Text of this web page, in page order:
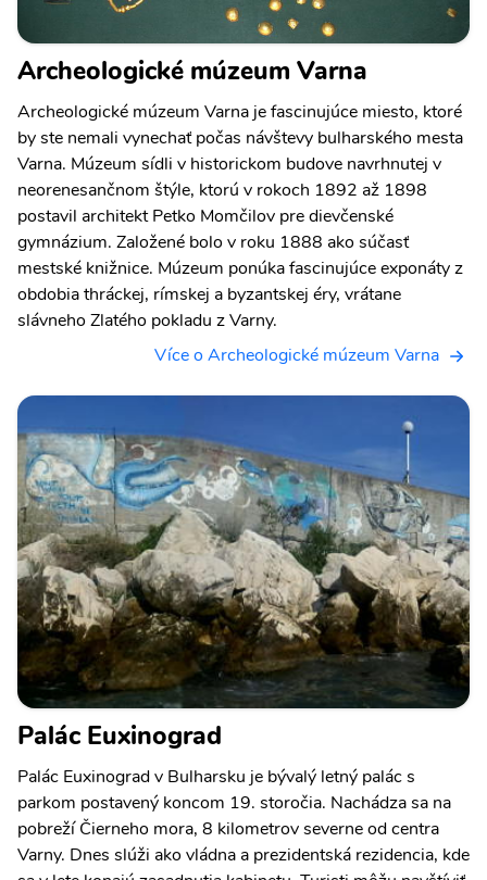
Archeologické múzeum Varna
Archeologické múzeum Varna je fascinujúce miesto, ktoré
by ste nemali vynechať počas návštevy bulharského mesta
Varna. Múzeum sídli v historickom budove navrhnutej v
neorenesančnom štýle, ktorú v rokoch 1892 až 1898
postavil architekt Petko Momčilov pre dievčenské
gymnázium. Založené bolo v roku 1888 ako súčasť
mestské knižnice. Múzeum ponúka fascinujúce exponáty z
obdobia thráckej, rímskej a byzantskej éry, vrátane
slávneho Zlatého pokladu z Varny.
Více o Archeologické múzeum Varna
Palác Euxinograd
Palác Euxinograd v Bulharsku je bývalý letný palác s
parkom postavený koncom 19. storočia. Nachádza sa na
pobreží Čierneho mora, 8 kilometrov severne od centra
Varny. Dnes slúži ako vládna a prezidentská rezidencia, kde